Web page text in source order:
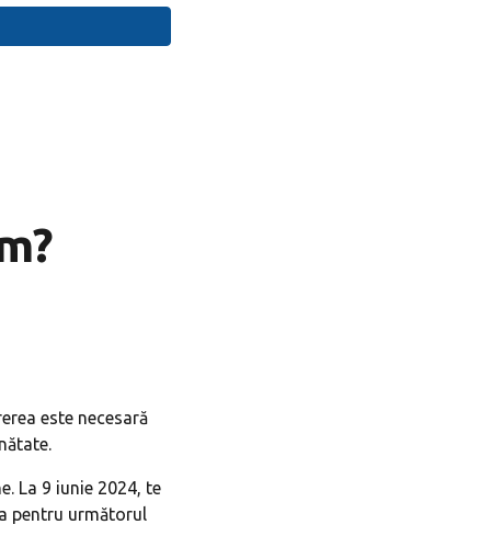
este necesară
La 9 iunie 2024, te
pentru următorul